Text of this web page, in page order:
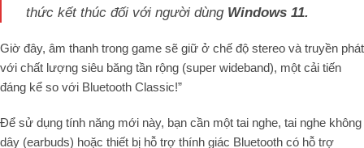
thức kết thúc đối với người dùng Windows 11.
Giờ đây, âm thanh trong game sẽ giữ ở chế độ stereo và truyền phát
với chất lượng siêu băng tần rộng (super wideband), một cải tiến
đáng kể so với Bluetooth Classic!”
Để sử dụng tính năng mới này, bạn cần một tai nghe, tai nghe không
dây (earbuds) hoặc thiết bị hỗ trợ thính giác Bluetooth có hỗ trợ